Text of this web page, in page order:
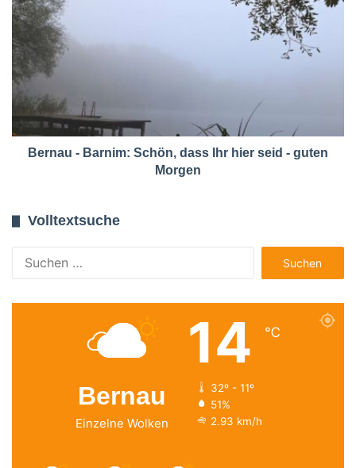
Bernau - Barnim: Schön, dass Ihr hier seid - guten
Morgen
Volltextsuche
nach:
Bernau
Einzelne Wolken
14 ℃
32º - 11º
51%
2.93 km/h